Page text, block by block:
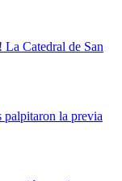
La Catedral de San
palpitaron la previa